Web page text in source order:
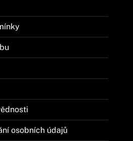
osobních údajů